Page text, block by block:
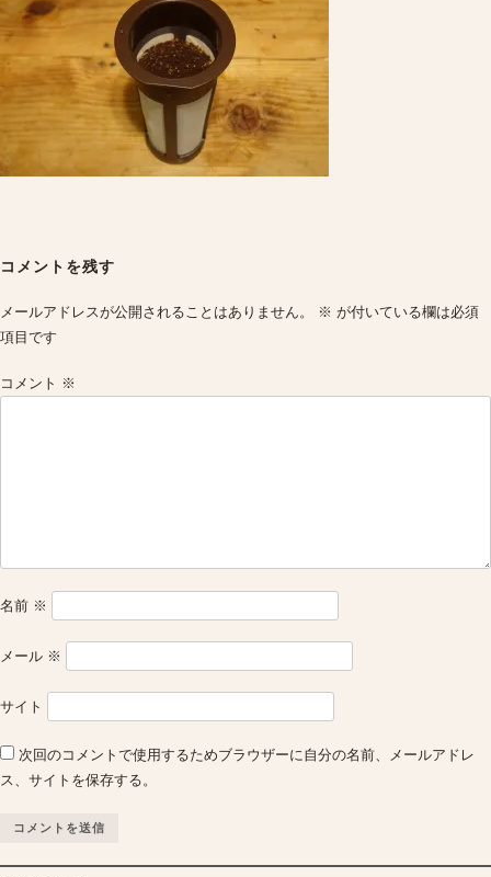
navigation
コメントを残す
メールアドレスが公開されることはありません。 ※ が付いている欄は必須
項目です
コメント ※
名前 ※
メール ※
サイト
次回のコメントで使用するためブラウザーに自分の名前、メールアドレ
ス、サイトを保存する。